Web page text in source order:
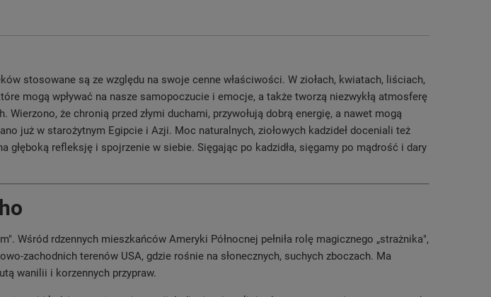
stosowane są ze względu na swoje cenne właściwości. W ziołach, kwiatach, liściach,
mogą wpływać na nasze samopoczucie i emocje, a także tworzą niezwykłą atmosferę
że chronią przed złymi duchami, przywołują dobrą energię, a nawet mogą
już w starożytnym Egipcie i Azji. Moc naturalnych, ziołowych kadzideł doceniali też
głęboką refleksję i spojrzenie w siebie. Sięgając po kadzidła, sięgamy po mądrość i dary
Wśród rdzennych mieszkańców Ameryki Północnej pełniła rolę magicznego „strażnika",
zachodnich terenów USA, gdzie rośnie na słonecznych, suchych zboczach. Ma
wanilii i korzennych przypraw.